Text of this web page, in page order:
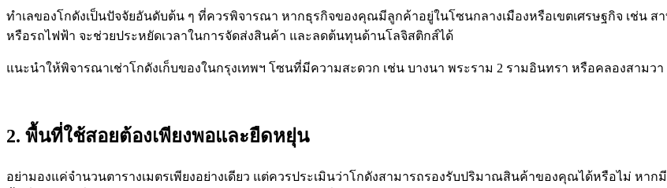
ทำเลของโกดังเป็นปัจจัยอันดับต้น ๆ ที่ควรพิจารณา หากธุรกิจของคุณมีลูกค้าอยู่ในโซนกลางเมืองหรือเขตเศรษฐกิจ เช่น
หรือรถไฟฟ้า จะช่วยประหยัดเวลาในการจัดส่งสินค้า และลดต้นทุนด้านโลจิสติกส์ได้
แนะนำให้พิจารณาเช่าโกดังเก็บของในกรุงเทพฯ โซนที่มีความสะดวก เช่น บางนา พระราม 2 รามอินทรา หรือคลองสามว
2. พื้นที่ใช้สอยต้องเพียงพอและยืดหยุ่น
อย่ามองแค่จำนวนตารางเมตรเพียงอย่างเดียว แต่ควรประเมินว่าโกดังสามารถรองรับปริมาณสินค้าของคุณได้หรือไม่ ห